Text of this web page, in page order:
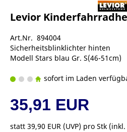
Levior
Art.Nr. 894004
Sicherheitsblinklichter hinten
Modell Stars blau Gr. S(46-51cm)
sofort im Laden
35,91 EUR
statt 39,90 EUR (UVP) pro Stk